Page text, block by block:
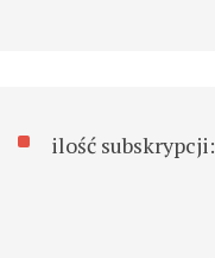
ilość subskrypcji: